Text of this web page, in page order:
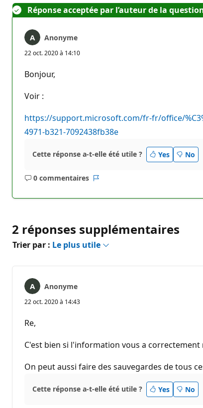
Réponse acceptée par l’auteur de la
Anonyme
22 oct. 2020 à 14:10
Bonjour,
Voir :
https://support.microsoft.com/fr-fr/office/
4971-b321-7092438fb38e
Cette réponse a-t-elle été utile ? Yes No
0 commentaires
Aucun
2 réponses supplémentaires
Trier par : Le plus utile
Anonyme
22 oct. 2020 à 14:43
Re,
C'est bien si l'information vous a correctement
On peut aussi faire des sauvegardes de tous
Cette réponse a-t-elle été utile ? Yes No